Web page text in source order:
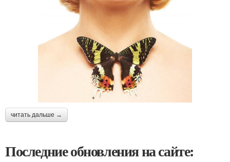
читать дальше →
Последние обновления на сайте: